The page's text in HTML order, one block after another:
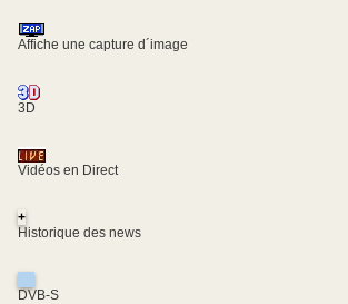
Affiche une capture d´image
3D
Vidéos en Direct
+
Historique des news
DVB-S